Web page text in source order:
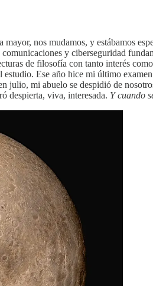
nos mudamos, y estábamos
y ciberseguridad
de filosofía con tanto interés
Ese año hice mi último
julio, mi abuelo se despidió de
despierta, viva, interesada. Y cuando